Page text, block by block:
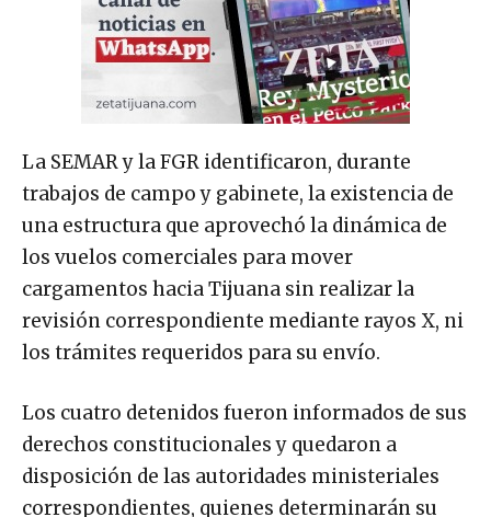
La SEMAR y la FGR identificaron, durante
trabajos de campo y gabinete, la existencia de
una estructura que aprovechó la dinámica de
los vuelos comerciales para mover
cargamentos hacia Tijuana sin realizar la
revisión correspondiente mediante rayos X, ni
los trámites requeridos para su envío.
Los cuatro detenidos fueron informados de sus
derechos constitucionales y quedaron a
disposición de las autoridades ministeriales
correspondientes, quienes determinarán su